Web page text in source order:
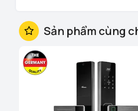
Sản phẩm cùng